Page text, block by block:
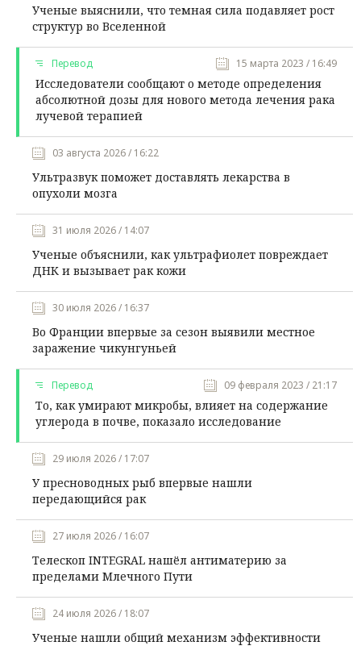
Ученые выяснили, что темная сила подавляет рост
структур во Вселенной
Перевод 15 марта 2023 / 16:49
Исследователи сообщают о методе определения
абсолютной дозы для нового метода лечения рака
лучевой терапией
03 августа 2026 / 16:22
Ультразвук поможет доставлять лекарства в
опухоли мозга
31 июля 2026 / 14:07
Ученые объяснили, как ультрафиолет повреждает
ДНК и вызывает рак кожи
30 июля 2026 / 16:37
Во Франции впервые за сезон выявили местное
заражение чикунгуньей
Перевод 09 февраля 2023 / 21:17
То, как умирают микробы, влияет на содержание
углерода в почве, показало исследование
29 июля 2026 / 17:07
У пресноводных рыб впервые нашли
передающийся рак
27 июля 2026 / 16:07
Телескоп INTEGRAL нашёл антиматерию за
пределами Млечного Пути
24 июля 2026 / 18:07
Ученые нашли общий механизм эффективности